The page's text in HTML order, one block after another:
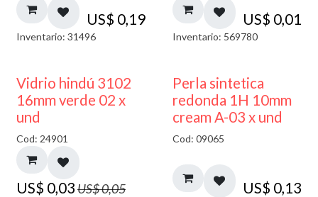
US$ 0,19
Inventario: 31496
US$ 0,01
Inventario: 569780
40% DESCUENTO
Vidrio hindú 3102
16mm verde 02 x
und
Cod: 24901
US$ 0,03US$0,05
Perla sintetica
redonda 1H 10mm
cream A-03 x und
Cod: 09065
US$ 0,13